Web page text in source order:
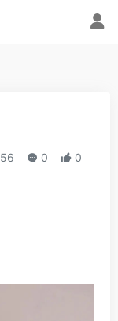
0 0